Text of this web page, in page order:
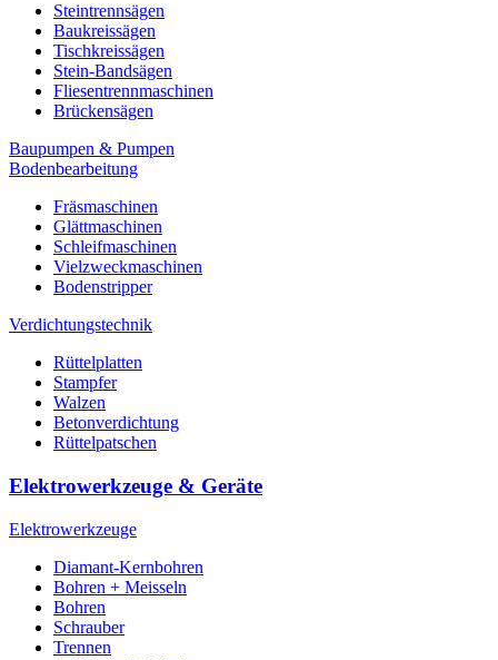
Steintrennsägen
Baukreissägen
Tischkreissägen
Stein-Bandsägen
Fliesentrennmaschinen
Brückensägen
Baupumpen & Pumpen
Bodenbearbeitung
Fräsmaschinen
Glättmaschinen
Schleifmaschinen
Vielzweckmaschinen
Bodenstripper
Verdichtungstechnik
Rüttelplatten
Stampfer
Walzen
Betonverdichtung
Rüttelpatschen
Elektrowerkzeuge & Geräte
Elektrowerkzeuge
Diamant-Kernbohren
Bohren + Meisseln
Bohren
Schrauber
Trennen